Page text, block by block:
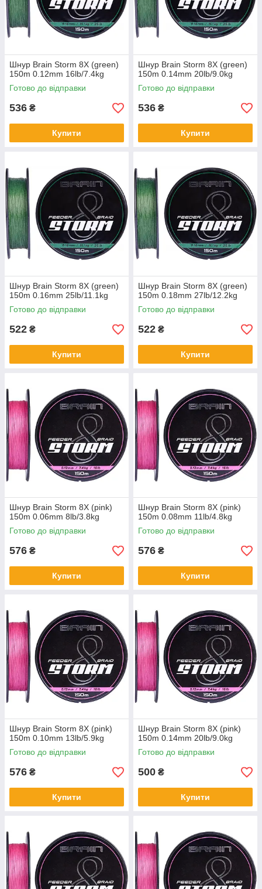
Шнур Brain Storm 8X (green)
150m 0.12mm 16lb/7.4kg
Готово до відправки
536 ₴
Купити
Шнур Brain Storm 8X (green)
150m 0.14mm 20lb/9.0kg
Готово до відправки
536 ₴
Купити
Шнур Brain Storm 8X (green)
150m 0.16mm 25lb/11.1kg
Готово до відправки
522 ₴
Купити
Шнур Brain Storm 8X (green)
150m 0.18mm 27lb/12.2kg
Готово до відправки
522 ₴
Купити
Шнур Brain Storm 8X (pink)
150m 0.06mm 8lb/3.8kg
Готово до відправки
576 ₴
Купити
Шнур Brain Storm 8X (pink)
150m 0.08mm 11lb/4.8kg
Готово до відправки
576 ₴
Купити
Шнур Brain Storm 8X (pink)
150m 0.10mm 13lb/5.9kg
Готово до відправки
576 ₴
Купити
Шнур Brain Storm 8X (pink)
150m 0.14mm 20lb/9.0kg
Готово до відправки
500 ₴
Купити